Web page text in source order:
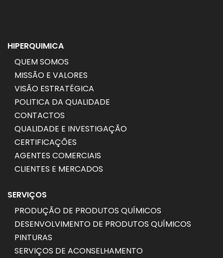
HIPERQUIMICA
QUEM SOMOS
MISSÃO E VALORES
VISÃO ESTRATÉGICA
POLITICA DA QUALIDADE
CONTACTOS
QUALIDADE E INVESTIGAÇÃO
CERTIFICAÇÕES
AGENTES COMERCIAIS
CLIENTES E MERCADOS
SERVIÇOS
PRODUÇÃO DE PRODUTOS QUÍMICOS
DESENVOLVIMENTO DE PRODUTOS QUÍMICOS
PINTURAS
SERVIÇOS DE ACONSELHAMENTO